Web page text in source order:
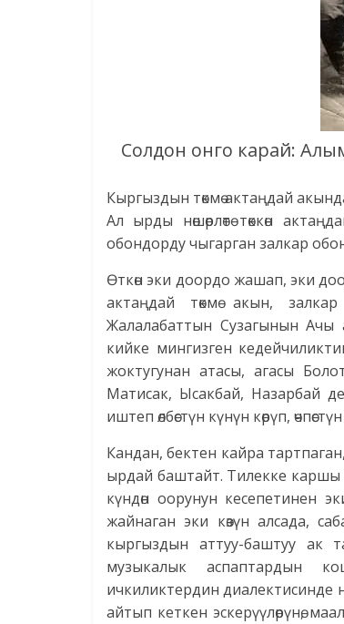
Солдон онго карай:
Кыргыздын төкмө актаңдай
Ал ырды нөшөрлөтө төккөн
обондорду чыгарган залкар
Өткөн эки доордо жашап, эки
актаңдай төкмө акын,
Жалалабаттын Сузагынын Ачы
кийке мингизген
жоктугунан атасы, агасы
Матисак, Ысакбай, Назарбай
иштеп өлбөстүн күнүн көрүп,
Кандан, бектен кайра
ырдай баштайт. Тилекке
күндөн оорунун кесепетинен
жайнаган эки көзүн алсада,
кыргыздын аттуу-баштуу ак
музыкалык аспаптардын
ичкиликтердин диалектисинде
айтып кеткен эскерүүлөрүнө,